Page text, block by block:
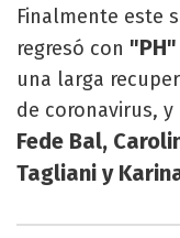
Finalmente este
regresó con "PH"
una larga
de coronavirus,
Fede Bal,
Tagliani y